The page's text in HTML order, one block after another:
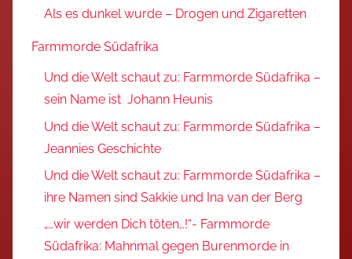
Als es dunkel wurde – Drogen und Zigaretten
Farmmorde Südafrika
Und die Welt schaut zu: Farmmorde Südafrika –
sein Name ist Johann Heunis
Und die Welt schaut zu: Farmmorde Südafrika –
Jeannies Geschichte
Und die Welt schaut zu: Farmmorde Südafrika –
ihre Namen sind Sakkie und Ina van der Berg
„…wir werden Dich töten…!“- Farmmorde
Südafrika: Mahnmal gegen Burenmorde in